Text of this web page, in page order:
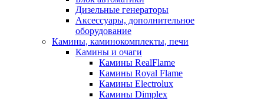
Дизельные генераторы
Аксессуары, дополнительное
оборудование
Камины, каминокомплекты, печи
Камины и очаги
Камины RealFlame
Камины Royal Flame
Камины Electrolux
Камины Dimplex